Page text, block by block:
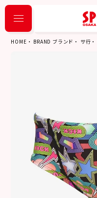
HOME BRAND ブランド サ行